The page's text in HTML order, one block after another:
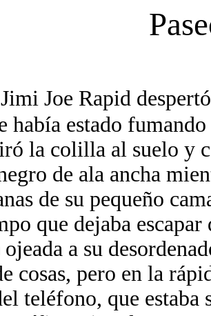
Jimi Joe Rapid
había estado
la colilla al suelo y
de ala ancha
de su pequeño
que dejaba
a su
cosas, pero en la
teléfono, que estaba